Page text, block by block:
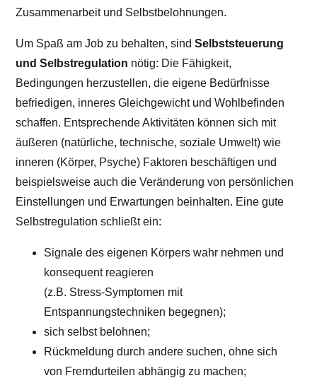
Zusammenarbeit und Selbstbelohnungen.
Um Spaß am Job zu behalten, sindSelbststeuerung
und Selbstregulation nötig: Die Fähigkeit,
Bedingungen herzustellen, die eigene Bedürfnisse
befriedigen, inneres Gleichgewicht und Wohlbefinden
schaffen. Entsprechende Aktivitäten können sich mit
äußeren (natürliche, technische, soziale Umwelt) wie
inneren (Körper, Psyche) Faktoren beschäftigen und
beispielsweise auch die Veränderung von persönlichen
Einstellungen und Erwartungen beinhalten. Eine gute
Selbstregulation schließt ein:
Signale des eigenen Körpers wahr nehmen und
konsequent reagieren
(z.B. Stress-Symptomen mit
Entspannungstechniken begegnen);
sich selbst belohnen;
Rückmeldung durch andere suchen, ohne sich
von Fremdurteilen abhängig zu machen;